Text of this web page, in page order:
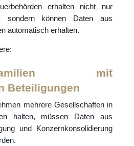
erhalten nicht nur
sondern können Daten aus
automatisch erhalten.
mit
Beteiligungen
mehrere Gesellschaften in
halten, müssen Daten aus
und Konzernkonsolidierung